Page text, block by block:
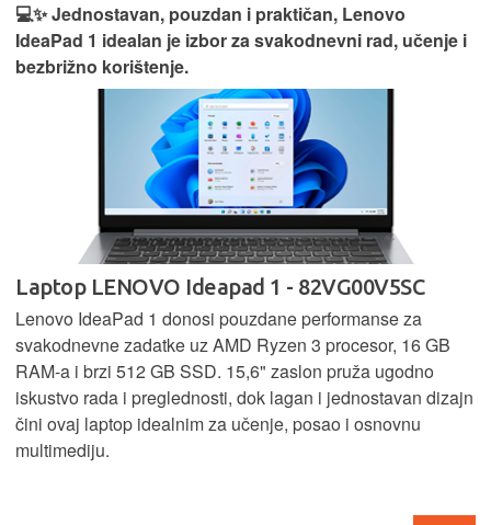
💻💼 Svestran i pouzdan, HP 15 idealan je izbor za
svakodnevni rad, učenje i multimediju.
Laptop HP 15-fc0277nm - CZ9C6EA
HP 15 kombinira AMD Ryzen 5 procesor, 16 GB RAM-a i
512 GB SSD za brz i učinkovit rad. 15,6" zaslon pruža
ugodno iskustvo korištenja, dok pouzdan dizajn čini ovaj
laptop odličnim izborom za svakodnevne zadatke, učenje i
multimediju.